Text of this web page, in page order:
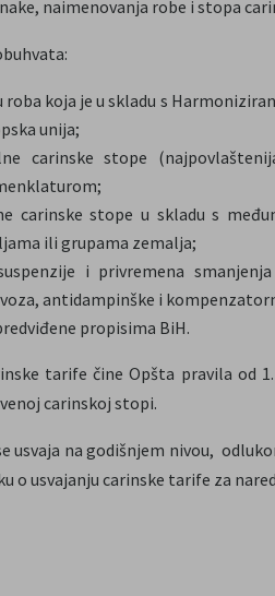
naimenovanja robe i stopa
koja je u skladu s
unija;
carinske stope
carinske stope u skladu s
ili grupama zemalja;
i privremena
antidampinške i
propisima BiH.
tarife čine Opšta pravila od
carinskoj stopi.
usvaja na godišnjem nivou,
o usvajanju carinske tarife za